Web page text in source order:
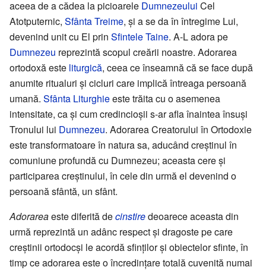
aceea de a cădea la picioarele Dumnezeului Cel
Atotputernic, Sfânta Treime, și a se da în întregime Lui,
devenind unit cu El prin Sfintele Taine. A-L adora pe
Dumnezeu reprezintă scopul creării noastre. Adorarea
ortodoxă este liturgică, ceea ce înseamnă că se face după
anumite ritualuri și cicluri care implică întreaga persoană
umană. Sfânta Liturghieeste trăita cu o asemenea
intensitate, ca și cum credincioșii s-ar afla înaintea însuși
Tronului lui Dumnezeu. Adorarea Creatorului în Ortodoxie
este transformatoare în natura sa, aducând creștinul în
comuniune profundă cu Dumnezeu; aceasta cere și
participarea creștinului, în cele din urmă el devenind o
persoană sfântă, un sfânt.
Adorareaeste diferită decinstiredeoarece aceasta din
urmă reprezintă un adânc respect și dragoste pe care
creștinii ortodocși le acordă sfinților și obiectelor sfinte, în
timp ce adorarea este o încredințare totală cuvenită numai